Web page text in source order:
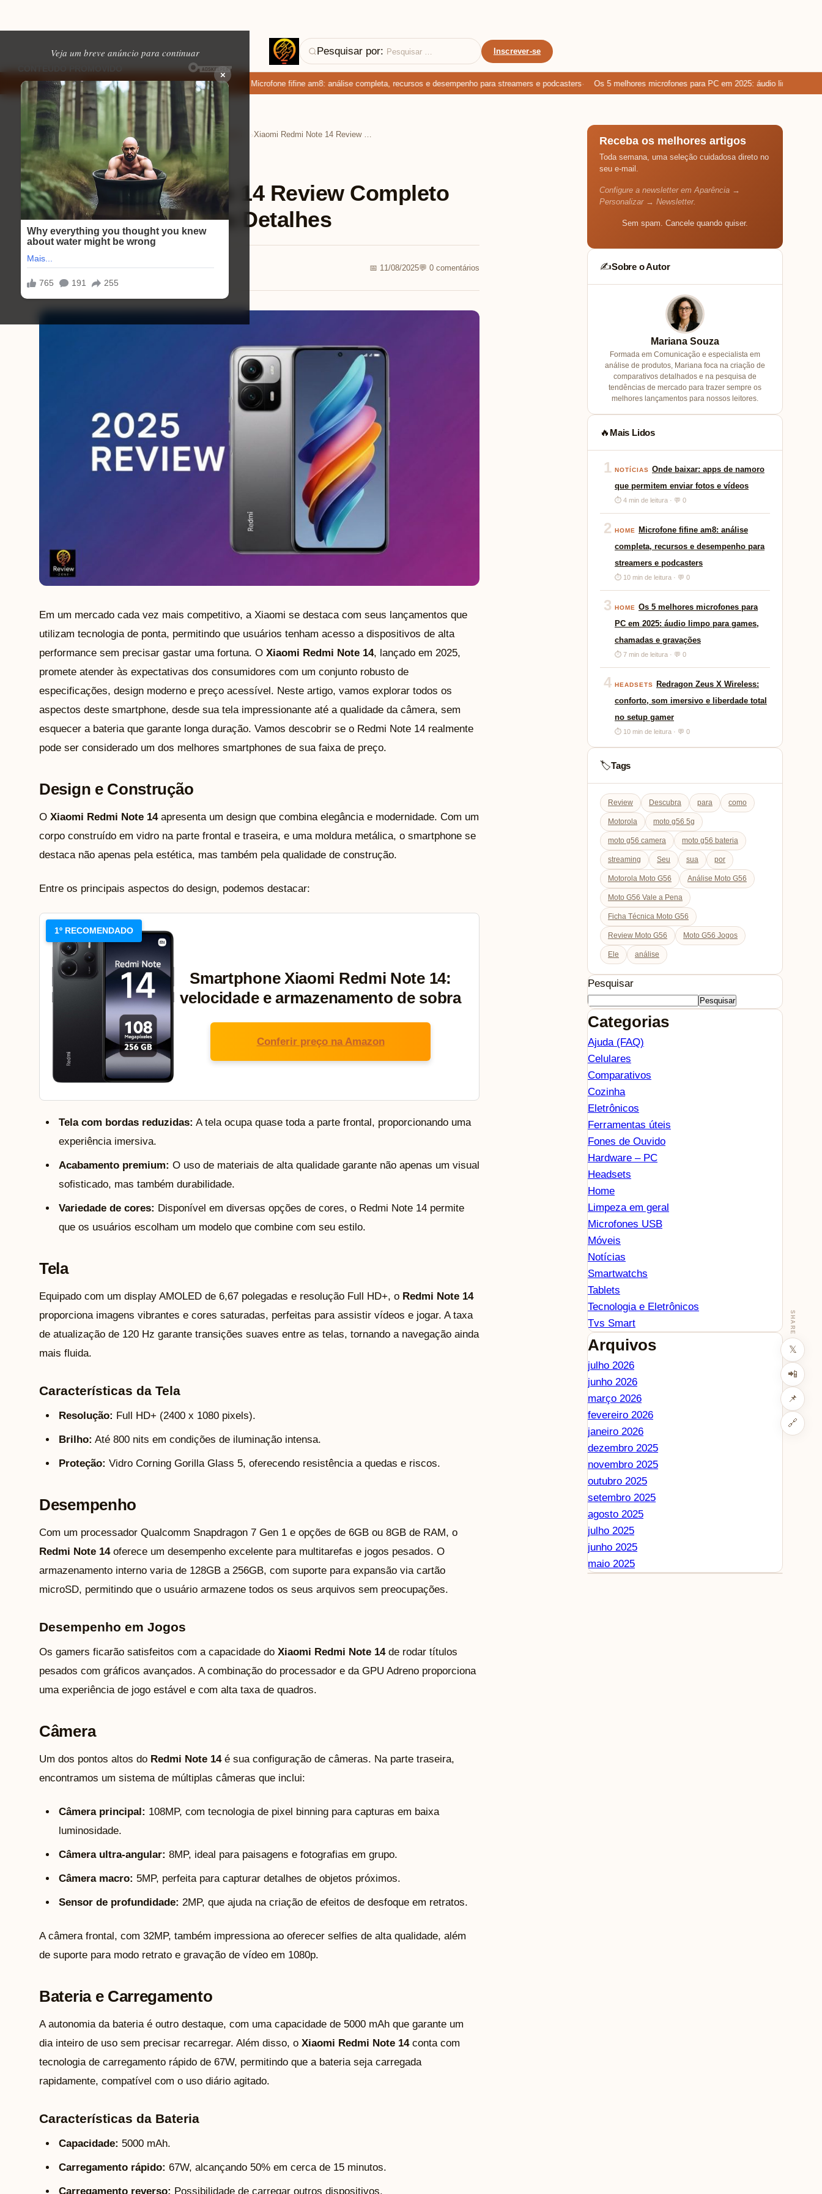
Veja um breve anúncio para continuar
×
SHARE
𝕏
📲
📌
🔗
Pesquisar por: Inscrever-se
EM ALTA
baixar: apps de namoro que permitem enviar fotos e vídeos Microfone fifine am8: análise completa, recursos e desempenho para streamers e podcasters Os 5 melhores microfones para PC em 2025: áudio limpo para
Home Tecnologia e Eletrônicos Celulares ›
Celulares ⏱ 9 min de leitura
Xiaomi Redmi Note 14 Review Completo
2025 com Todos os Detalhes
📅 11/08/2025💬 0 comentários
Em um mercado cada vez mais competitivo, a Xiaomi se destaca com seus lançamentos que
utilizam tecnologia de ponta, permitindo que usuários tenham acesso a dispositivos de alta
performance sem precisar gastar uma fortuna. O Xiaomi Redmi Note 14, lançado em 2025,
promete atender às expectativas dos consumidores com um conjunto robusto de
especificações, design moderno e preço acessível. Neste artigo, vamos explorar todos os
aspectos deste smartphone, desde sua tela impressionante até a qualidade da câmera, sem
esquecer a bateria que garante longa duração. Vamos descobrir se o Redmi Note 14 realmente
pode ser considerado um dos melhores smartphones de sua faixa de preço.
Design e Construção
O Xiaomi Redmi Note 14apresenta um design que combina elegância e modernidade. Com um
corpo construído em vidro na parte frontal e traseira, e uma moldura metálica, o smartphone se
destaca não apenas pela estética, mas também pela qualidade de construção.
Entre os principais aspectos do design, podemos destacar:
1º RECOMENDADO
Smartphone Xiaomi Redmi Note 14:
velocidade e armazenamento de sobra
Conferir preço na Amazon
Tela com bordas reduzidas: A tela ocupa quase toda a parte frontal, proporcionando uma
experiência imersiva.
Acabamento premium: O uso de materiais de alta qualidade garante não apenas um visual
sofisticado, mas também durabilidade.
Variedade de cores: Disponível em diversas opções de cores, o Redmi Note 14 permite
que os usuários escolham um modelo que combine com seu estilo.
Tela
Equipado com um display AMOLED de 6,67 polegadas e resolução Full HD+, o Redmi Note 14
proporciona imagens vibrantes e cores saturadas, perfeitas para assistir vídeos e jogar. A taxa
de atualização de 120 Hz garante transições suaves entre as telas, tornando a navegação ainda
mais fluida.
Características da Tela
Resolução: Full HD+ (2400 x 1080 pixels).
Brilho: Até 800 nits em condições de iluminação intensa.
Proteção: Vidro Corning Gorilla Glass 5, oferecendo resistência a quedas e riscos.
Desempenho
Com um processador Qualcomm Snapdragon 7 Gen 1 e opções de 6GB ou 8GB de RAM, o
Redmi Note 14oferece um desempenho excelente para multitarefas e jogos pesados. O
armazenamento interno varia de 128GB a 256GB, com suporte para expansão via cartão
microSD, permitindo que o usuário armazene todos os seus arquivos sem preocupações.
Desempenho em Jogos
Os gamers ficarão satisfeitos com a capacidade do Xiaomi Redmi Note 14de rodar títulos
pesados com gráficos avançados. A combinação do processador e da GPU Adreno proporciona
uma experiência de jogo estável e com alta taxa de quadros.
Câmera
Um dos pontos altos do Redmi Note 14é sua configuração de câmeras. Na parte traseira,
encontramos um sistema de múltiplas câmeras que inclui:
Câmera principal: 108MP, com tecnologia de pixel binning para capturas em baixa
luminosidade.
Câmera ultra-angular: 8MP, ideal para paisagens e fotografias em grupo.
Câmera macro: 5MP, perfeita para capturar detalhes de objetos próximos.
Sensor de profundidade: 2MP, que ajuda na criação de efeitos de desfoque em retratos.
A câmera frontal, com 32MP, também impressiona ao oferecer selfies de alta qualidade, além
de suporte para modo retrato e gravação de vídeo em 1080p.
Bateria e Carregamento
A autonomia da bateria é outro destaque, com uma capacidade de 5000 mAh que garante um
dia inteiro de uso sem precisar recarregar. Além disso, o Xiaomi Redmi Note 14conta com
tecnologia de carregamento rápido de 67W, permitindo que a bateria seja carregada
rapidamente, compatível com o uso diário agitado.
Características da Bateria
Capacidade: 5000 mAh.
Carregamento rápido: 67W, alcançando 50% em cerca de 15 minutos.
Carregamento reverso: Possibilidade de carregar outros dispositivos.
Receba os melhores artigos
Toda semana, uma seleção cuidadosa direto no
seu e-mail.
Configure a newsletter em Aparência →
Personalizar → Newsletter.
Sem spam. Cancele quando quiser.
✍️Sobre o Autor
Mariana Souza
Formada em Comunicação e especialista em
análise de produtos, Mariana foca na criação de
comparativos detalhados e na pesquisa de
tendências de mercado para trazer sempre os
melhores lançamentos para nossos leitores.
🔥 Mais Lidos
1 NOTÍCIAS Onde baixar: apps de namoro
que permitem enviar fotos e vídeos
⏱ 4 min de leitura · 💬 0
2 HOME
Microfone fifine am8: análise
completa, recursos e desempenho para
streamers e podcasters
⏱ 10 min de leitura · 💬 0
3 HOME
Os 5 melhores microfones para
PC em 2025: áudio limpo para games,
chamadas e gravações
⏱ 7 min de leitura · 💬 0
4 HEADSETS
Redragon Zeus X Wireless:
conforto, som imersivo e liberdade total
no setup gamer
⏱ 10 min de leitura · 💬 0
🏷️Tags
Review Descubra para como
Motorola moto g56 5g
moto g56 camera moto g56 bateria
streaming Seu sua por
Motorola Moto G56 Análise Moto G56
Moto G56 Vale a Pena
Ficha Técnica Moto G56
Review Moto G56 Moto G56 Jogos
Ele análise
Pesquisar
Pesquisar
Categorias
Ajuda (FAQ)
Celulares
Comparativos
Cozinha
Eletrônicos
Ferramentas úteis
Fones de Ouvido
Hardware – PC
Headsets
Home
Limpeza em geral
Microfones USB
Móveis
Notícias
Smartwatchs
Tablets
Tecnologia e Eletrônicos
Tvs Smart
Arquivos
julho 2026
junho 2026
março 2026
fevereiro 2026
janeiro 2026
dezembro 2025
novembro 2025
outubro 2025
setembro 2025
agosto 2025
julho 2025
junho 2025
maio 2025